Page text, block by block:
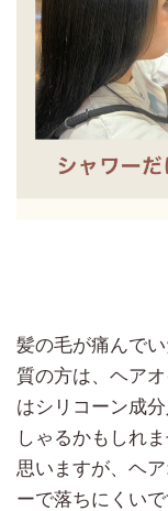
髪の毛が痛んで
質の方は、ヘア
はシリコーン成
しゃるかもしれ
思いますが、ヘ
ーで落ちにくい